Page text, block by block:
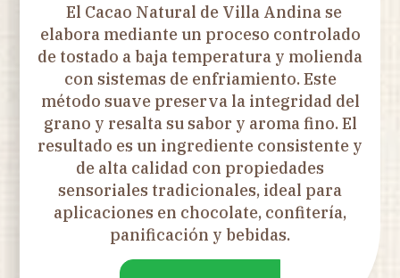
El Cacao Natural de Villa Andina se
elabora mediante un proceso controlado
de tostado a baja temperatura y molienda
con sistemas de enfriamiento. Este
método suave preserva la integridad del
grano y resalta su sabor y aroma fino. El
resultado es un ingrediente consistente y
de alta calidad con propiedades
sensoriales tradicionales, ideal para
aplicaciones en chocolate, confitería,
panificación y bebidas.